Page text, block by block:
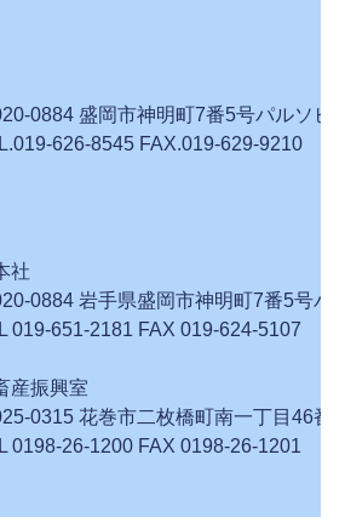
0884 盛岡市神明町7番5号パル
626-8545 FAX.019-629-9210
社
0884 岩手県盛岡市神明町7番5号
019-651-2181 FAX 019-624-5107
産振興室
0315 花巻市二枚橋町南一
0198-26-1200 FAX 0198-26-1201